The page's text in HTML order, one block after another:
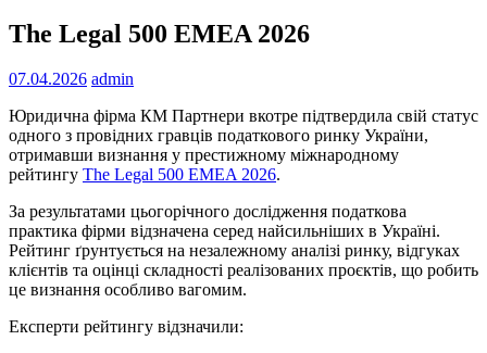
The Legal 500 EMEA 2026
07.04.2026 admin
Юридична фірма КМ Партнери вкотре підтвердила свій статус
одного з провідних гравців податкового ринку України,
отримавши визнання у престижному міжнародному
рейтингу The Legal 500 EMEA 2026.
За результатами цьогорічного дослідження податкова
практика фірми відзначена серед найсильніших в Україні.
Рейтинг ґрунтується на незалежному аналізі ринку, відгуках
клієнтів та оцінці складності реалізованих проєктів, що робить
це визнання особливо вагомим.
Експерти рейтингу відзначили: